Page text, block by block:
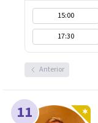
15:00
17:30
Anterior
11